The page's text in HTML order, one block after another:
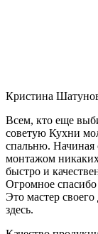
Кристина
Всем, кто еще
советую Кухни
спальню. Начиная
монтажом
быстро и
Огромное
Это мастер
здесь.